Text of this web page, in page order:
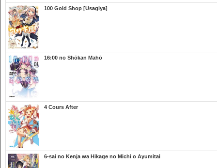
100 Gold Shop [Usagiya]
16:00 no Shōkan Mahō
4 Cours After
6-sai no Kenja wa Hikage no Michi o Ayumitai